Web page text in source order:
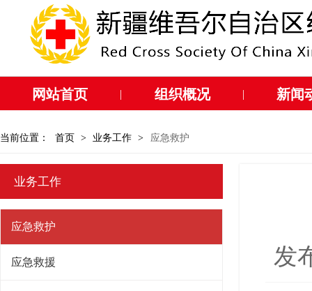
网站首页 | 组织概况 | 新闻
当前位置： 首页 > 业务工作 > 应急救护
业务工作
应急救护
应急救援 发